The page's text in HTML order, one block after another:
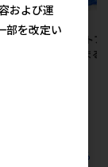
]業務用薄
[ペット
ロ 固ま
の人気商品を見る
および運
部を改定い